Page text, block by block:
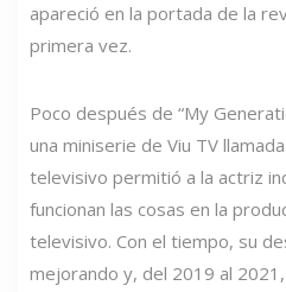
apareció en la portada de la
primera vez.
Poco después de “My
una miniserie de Viu TV
televisivo permitió a la actriz
funcionan las cosas en la
televisivo. Con el tiempo, su
mejorando y, del 2019 al